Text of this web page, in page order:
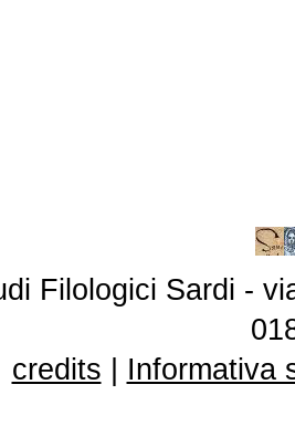
Filologici Sardi -
credits
Informativa